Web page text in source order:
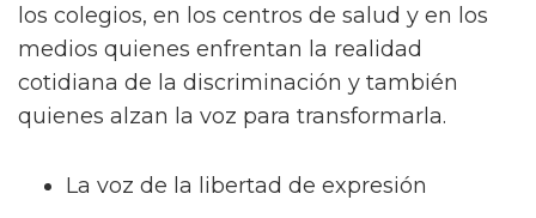
cualquier expresión pública que “promueva
relaciones sexuales no tradicionales”,
cerrando medios independientes y
persiguiendo activistas.
En Hungría y Polonia, aunque miembros de la